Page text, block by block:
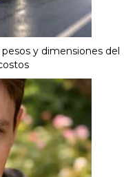
y dimensiones del